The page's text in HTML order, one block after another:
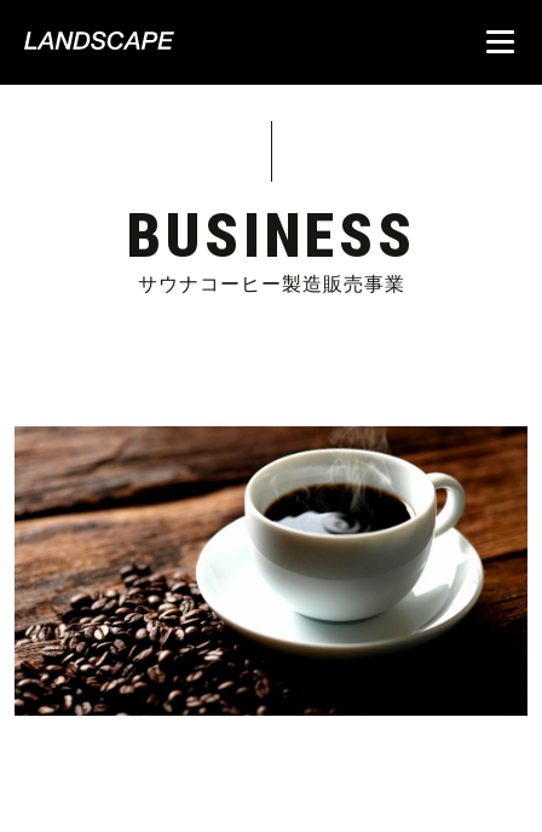
BUSINESS
サウナコーヒー製造販売事業